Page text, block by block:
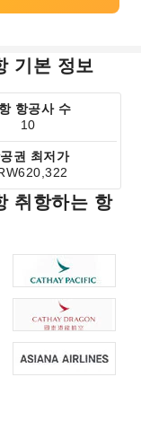
기본 정보
항공사 수
10
권 최저가
취항하는 항